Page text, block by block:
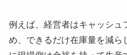
例えば、経営者はキャッシュ
め、できるだけ在庫量を減ら